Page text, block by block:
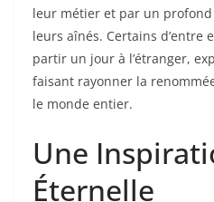
leur métier et par un profond
leurs aînés. Certains d’entre
partir un jour à l’étranger,
faisant rayonner la
le monde entier.
Une
Éternelle